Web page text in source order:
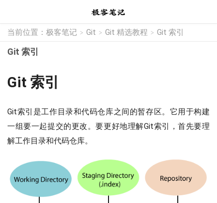
当前位置： 极客笔记 > Git > Git 精选教程 > Git 索引
Git 索引
Git 索引
Git索引是工作目录和代码仓库之间的暂存区。它用于构建
一组要一起提交的更改。要更好地理解Git索引，首先要理
解工作目录和代码仓库。